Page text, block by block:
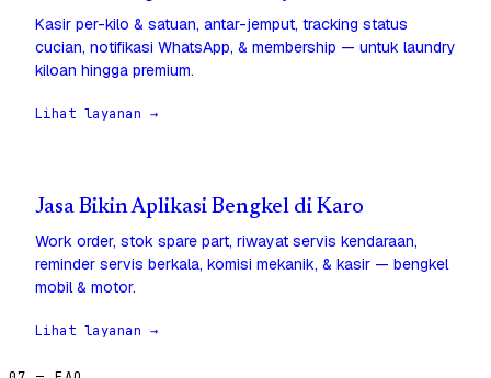
Kasir per-kilo & satuan, antar-jemput, tracking status
cucian, notifikasi WhatsApp, & membership — untuk laundry
kiloan hingga premium.
Lihat layanan →
Jasa Bikin Aplikasi Bengkel di Karo
Work order, stok spare part, riwayat servis kendaraan,
reminder servis berkala, komisi mekanik, & kasir — bengkel
mobil & motor.
Lihat layanan →